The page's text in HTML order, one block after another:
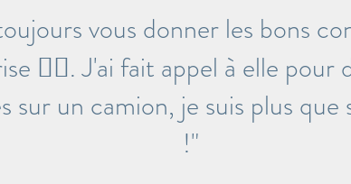
vous donner les bons
👍🏻. J'ai fait appel à elle pour
sur un camion, je suis plus
!"